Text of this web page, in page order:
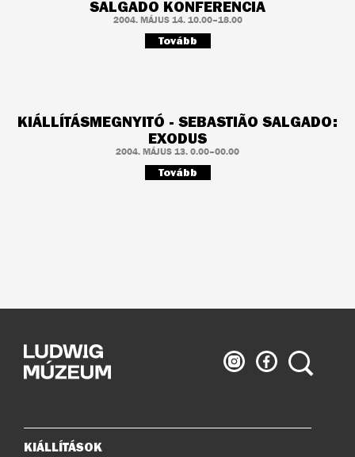
SALGADO KONFERENCIA
2004. MÁJUS 14. 10.00–18.00
Tovább
KIÁLLÍTÁSMEGNYITÓ - SEBASTIÃO SALGADO:
EXODUS
2004. MÁJUS 13. 0.00–00.00
Tovább
Ludwig
Múzeum
Ludwig
Múzeum
Keresés
KIÁLLÍTÁSOK